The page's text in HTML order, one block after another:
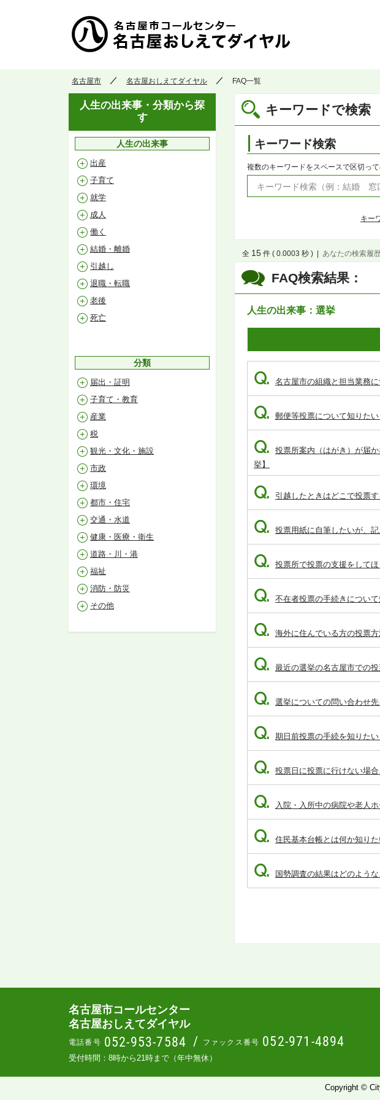
名古屋市 名古屋おしえてダイヤル FAQ一覧
キーワードで検索
キーワード検索
複数のキーワードをスペースで区切って
キー
FAQ検索結果：
人生の出来事：選挙
全 15 件 ( 0.0003 秒 ) あなたの検索履
Q. 名古屋市の組織と担当業務
Q. 郵便等投票について知りたい
Q.
投票所案内（はがき）が届
挙】
Q. 引越したときはどこで投票す
Q. 投票用紙に自筆したいが、
Q. 投票所で投票の支援をしてほ
Q. 不在者投票の手続きについて
Q. 海外に住んでいる方の投票
Q. 最近の選挙の名古屋市での投
Q. 選挙についての問い合わせ先
Q. 期日前投票の手続を知りたい
Q. 投票日に投票に行けない場
Q. 入院・入所中の病院や老人
Q. 住民基本台帳とは何か知り
Q. 国勢調査の結果はどのよう
人生の出来事・分類から探
す
人生の出来事
出産
子育て
就学
成人
働く
結婚・離婚
引越し
退職・転職
老後
死亡
分類
届出・証明
子育て・教育
産業
税
観光・文化・施設
市政
環境
都市・住宅
交通・水道
健康・医療・衛生
道路・川・港
福祉
消防・防災
その他
名古屋市コールセンター
名古屋おしえてダイヤル
電話番号 052-953-7584 / ファックス番号 052-971-4894
受付時間：8時から21時まで（年中無休）
Copyright ©